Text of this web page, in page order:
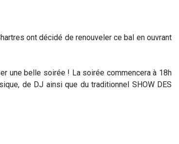
ont décidé de renouveler ce bal en ouvrant
une belle soirée ! La soirée commencera à 18h
de DJ ainsi que du traditionnel SHOW DES